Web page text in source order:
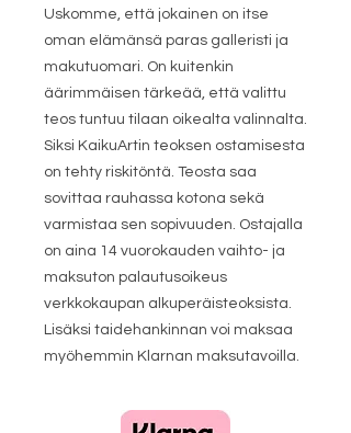
Uskomme, että jokainen on itse
oman elämänsä paras galleristi ja
makutuomari. On kuitenkin
äärimmäisen tärkeää, että valittu
teos tuntuu tilaan oikealta valinnalta.
Siksi KaikuArtin teoksen ostamisesta
on tehty riskitöntä. Teosta saa
sovittaa rauhassa kotona sekä
varmistaa sen sopivuuden. Ostajalla
on aina 14 vuorokauden vaihto- ja
maksuton palautusoikeus
verkkokaupan alkuperäisteoksista.
Lisäksi taidehankinnan voi maksaa
myöhemmin Klarnan maksutavoilla.